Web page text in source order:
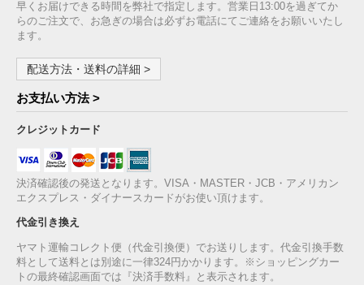
早くお届けできる時間を弊社で指定します。営業日13:00を過ぎてか
らのご注文で、お急ぎの場合は必ずお電話にてご連絡をお願いいたし
ます。
配送方法・送料の詳細 >
お支払い方法 >
クレジットカード
決済確認後の発送となります。VISA・MASTER・JCB・アメリカン
エクスプレス・ダイナースカードがお使い頂けます。
代金引き換え
ヤマト運輸コレクト便（代金引換便）でお送りします。代金引換手数
料として送料とは別途に一律324円かかります。※ショッピングカー
トの最終確認画面では『決済手数料』と表示されます。